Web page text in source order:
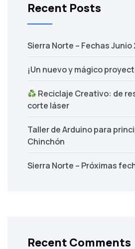
Recent Posts
Sierra Norte – Fechas Junio
¡Un nuevo y mágico
Reciclaje Creativo: de
corte láser
Taller de Arduino para
Chinchón
Sierra Norte – Próximas
Recent Comments